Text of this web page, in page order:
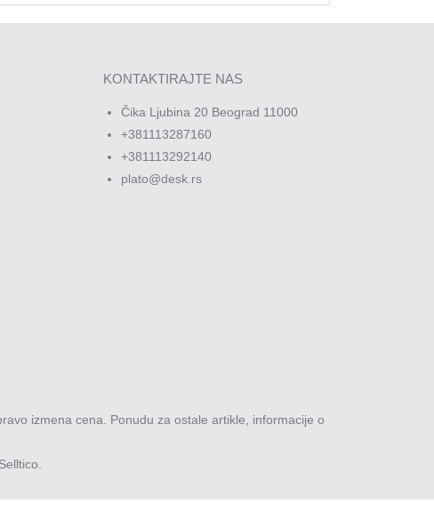
KONTAKTIRAJTE NAS
Čika Ljubina 20 Beograd 11000
+381113287160
+381113292140
plato@desk.rs
izmena cena. Ponudu za ostale artikle, informacije o
Selltico.